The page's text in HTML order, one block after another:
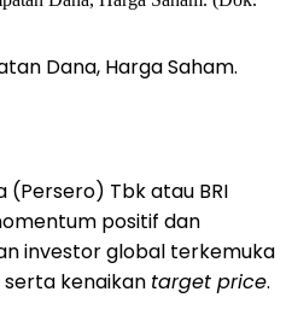
Dana, Harga Saham.
(Persero) Tbk atau BRI
positif dan
investor global terkemuka
serta kenaikan target price.